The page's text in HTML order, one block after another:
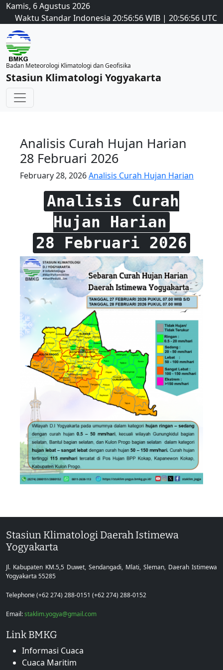
Kamis, 6 Agustus 2026
Waktu Standar Indonesia 20:56:56WIB | 20:56:56 UTC
Badan Meteorologi Klimatologi dan Geofisika
Stasiun Klimatologi Yogyakarta
Analisis Curah Hujan Harian
28 Februari 2026
February 28, 2026Analisis Curah Hujan Harian
Analisis Curah
Hujan Harian
28 Februari 2026
Stasiun Klimatologi Daerah Istimewa
Yogyakarta
Jl. Kabupaten KM.5,5 Duwet, Sendangadi, Mlati, Sleman, Daerah Istimewa
Yogyakarta 55285
Telephone (+62 274) 288-0151 (+62 274) 288-0152
Email:staklim.yogya@gmail.com
Link BMKG
Informasi Cuaca
Cuaca Maritim